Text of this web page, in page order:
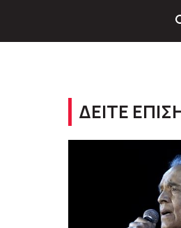
ΔΕΙΤΕ